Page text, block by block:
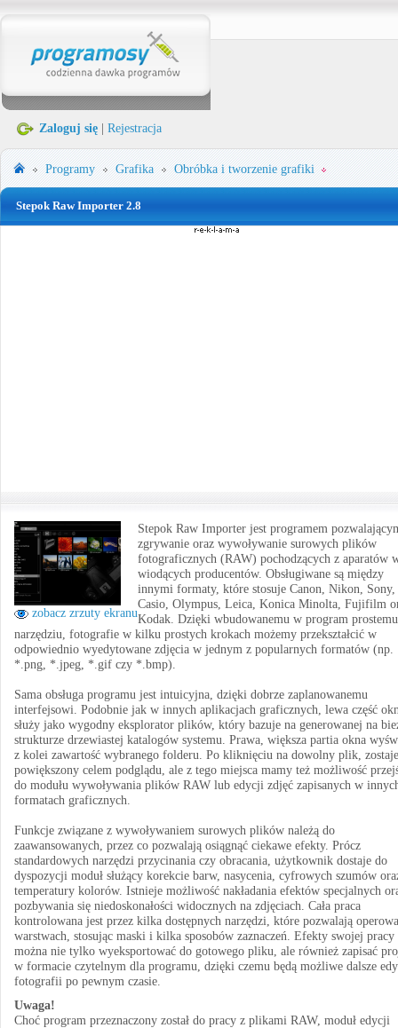
Zaloguj się Rejestracja
Programy Grafika Obróbka i tworzenie grafiki
Stepok Raw Importer 2.8
zobacz zrzuty ekranu
Stepok Raw Importer jest programem
zgrywanie oraz wywoływanie surowych plików
fotograficznych (RAW) pochodzących z aparatów
wiodących producentów. Obsługiwane są między
innymi formaty, które stosuje Canon, Nikon, Sony,
Casio, Olympus, Leica, Konica Minolta, Fujifilm
Kodak. Dzięki wbudowanemu w program prostemu
narzędziu, fotografie w kilku prostych krokach możemy przekształcić w
odpowiednio wyedytowane zdjęcia w jednym z popularnych formatów (np.
*.png, *.jpeg, *.gif czy *.bmp).
Sama obsługa programu jest intuicyjna, dzięki dobrze zaplanowanemu
interfejsowi. Podobnie jak w innych aplikacjach graficznych, lewa część
służy jako wygodny eksplorator plików, który bazuje na generowanej na
strukturze drzewiastej katalogów systemu. Prawa, większa partia okna
z kolei zawartość wybranego folderu. Po kliknięciu na dowolny plik,
powiększony celem podglądu, ale z tego miejsca mamy też możliwość
do modułu wywoływania plików RAW lub edycji zdjęć zapisanych w
formatach graficznych.
Funkcje związane z wywoływaniem surowych plików należą do
zaawansowanych, przez co pozwalają osiągnąć ciekawe efekty. Prócz
standardowych narzędzi przycinania czy obracania, użytkownik dostaje do
dyspozycji moduł służący korekcie barw, nasycenia, cyfrowych szumów
temperatury kolorów. Istnieje możliwość nakładania efektów specjalnych
pozbywania się niedoskonałości widocznych na zdjęciach. Cała praca
kontrolowana jest przez kilka dostępnych narzędzi, które pozwalają
warstwach, stosując maski i kilka sposobów zaznaczeń. Efekty swojej pracy
można nie tylko wyeksportować do gotowego pliku, ale również zapisać
w formacie czytelnym dla programu, dzięki czemu będą możliwe dalsze
fotografii po pewnym czasie.
Uwaga!
Choć program przeznaczony został do pracy z plikami RAW, moduł edycji